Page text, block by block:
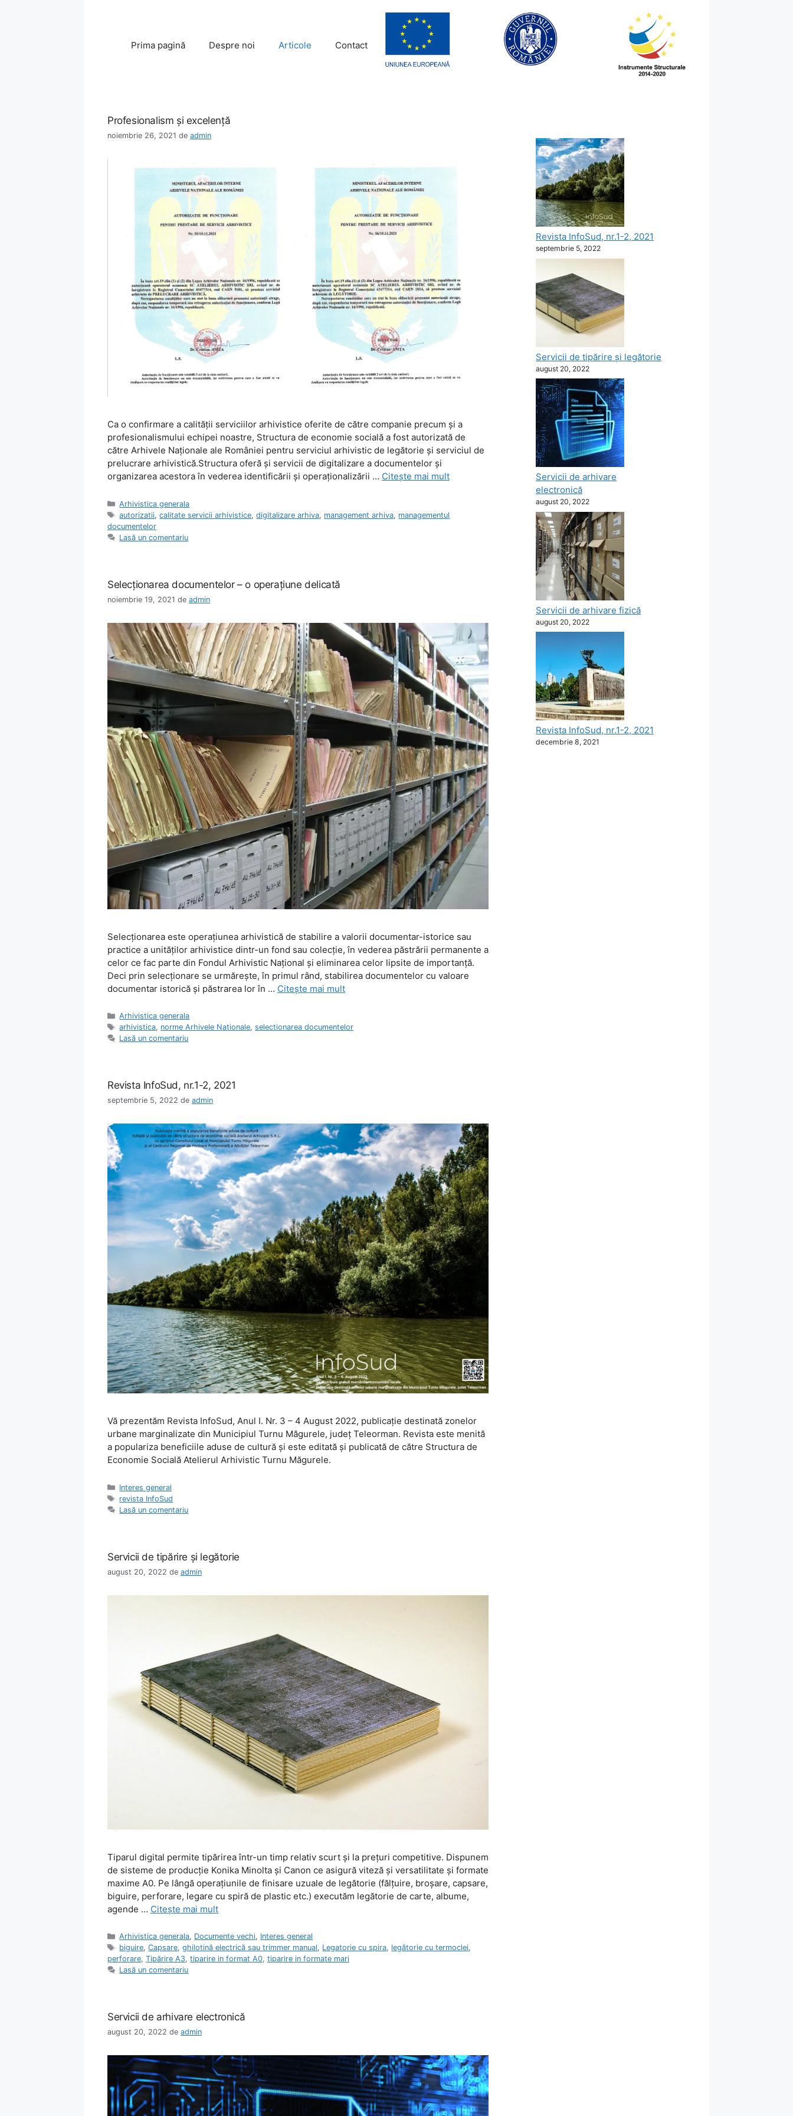
Prima pagină
Despre noi Articole Contact
Profesionalism şi excelenţă
noiembrie 26, 2021 de admin
Ca o confirmare a calităţii serviciilor arhivistice oferite de către companie precum şi a
profesionalismului echipei noastre, Structura de economie socială a fost autorizată de
către Arhivele Naţionale ale României pentru serviciul arhivistic de legătorie şi serviciul de
prelucrare arhivistică.Structura oferă şi servicii de digitalizare a documentelor şi
organizarea acestora în vederea identificării şi operaţionalizării … Citește mai mult
Categorii
Arhivistica generala
Etichete
autorizatii,calitate servicii arhivistice,digitalizare arhiva, management arhiva, managementul
documentelor
Lasă un comentariu
Selecţionarea documentelor – o operaţiune delicată
noiembrie 19, 2021 de admin
Selecţionarea este operaţiunea arhivistică de stabilire a valorii documentar-istorice sau
practice a unităţilor arhivistice dintr-un fond sau colecţie, în vederea păstrării permanente a
celor ce fac parte din Fondul Arhivistic Naţional şi eliminarea celor lipsite de importanţă.
Deci prin selecţionare se urmăreşte, în primul rând, stabilirea documentelor cu valoare
documentar istorică şi păstrarea lor în … Citește mai mult
Categorii
Arhivistica generala
Etichete
arhivistica, norme Arhivele Nationale,selectionarea documentelor
Lasă un comentariu
Revista InfoSud, nr.1-2, 2021
septembrie 5, 2022 de admin
Vă prezentăm Revista InfoSud, Anul I. Nr. 3 – 4 August 2022, publicaţie destinată zonelor
urbane marginalizate din Municipiul Turnu Măgurele, judeţ Teleorman. Revista este menită
a populariza beneficiile aduse de cultură şi este editată şi publicată de către Structura de
Economie Socială Atelierul Arhivistic Turnu Măgurele.
Categorii
Interes general
Etichete
revista InfoSud
Lasă un comentariu
Servicii de tipărire şi legătorie
august 20, 2022 de admin
Tiparul digital permite tipărirea într-un timp relativ scurt şi la preţuri competitive. Dispunem
de sisteme de producţie Konika Minolta şi Canon ce asigură viteză şi versatilitate şi formate
maxime A0. Pe lângă operaţiunile de finisare uzuale de legătorie (fălţuire, broşare, capsare,
biguire, perforare, legare cu spiră de plastic etc.) executăm legătorie de carte, albume,
agende … Citește mai mult
Categorii
Arhivistica generala, Documente vechi, Interes general
Etichete
biguire,Capsare,ghilotină electrică sau trimmer manual, Legatorie cu spira, legătorie cu termoclei,
perforare, Tipărire A3, tiparire in format A0, tiparire in formate mari
Lasă un comentariu
Servicii de arhivare electronică
august 20, 2022 de admin
Revista InfoSud, nr.1-2, 2021
septembrie 5, 2022
Servicii de tipărire şi legătorie
august 20, 2022
Servicii de arhivare
electronică
august 20, 2022
Servicii de arhivare fizică
august 20, 2022
Revista InfoSud, nr.1-2, 2021
decembrie 8, 2021